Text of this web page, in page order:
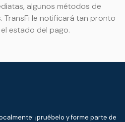
algunos métodos de
TransFi le notificará tan pronto
estado del pago.
¡pruébelo y forme parte de